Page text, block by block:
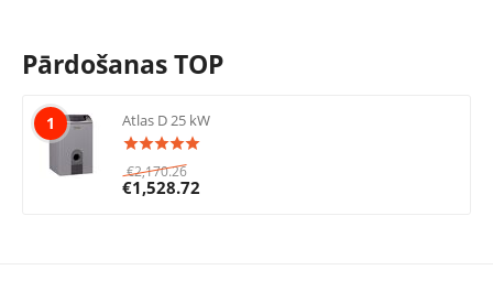
Pārdošanas TOP
1 Atlas D 25 kW
€2,170.26
€1,528.72